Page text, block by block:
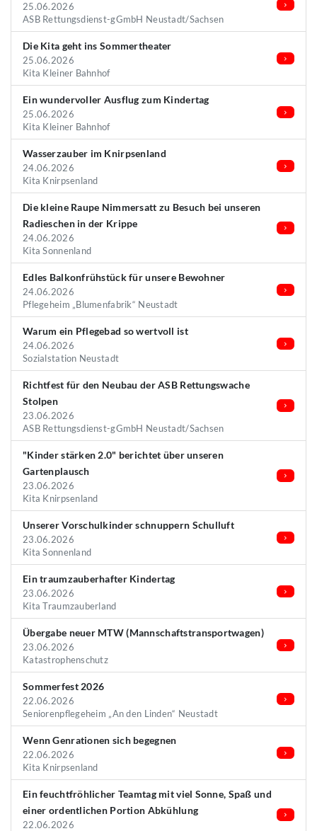
25.06.2026
ASB Rettungsdienst-gGmbH Neustadt/Sachsen
Die Kita geht ins Sommertheater
25.06.2026
Kita Kleiner Bahnhof
Ein wundervoller Ausflug zum Kindertag
25.06.2026
Kita Kleiner Bahnhof
Wasserzauber im Knirpsenland
24.06.2026
Kita Knirpsenland
Die kleine Raupe Nimmersatt zu Besuch bei unseren
Radieschen in der Krippe
24.06.2026
Kita Sonnenland
Edles Balkonfrühstück für unsere Bewohner
24.06.2026
Pflegeheim „Blumenfabrik“ Neustadt
Warum ein Pflegebad so wertvoll ist
24.06.2026
Sozialstation Neustadt
Richtfest für den Neubau der ASB Rettungswache
Stolpen
23.06.2026
ASB Rettungsdienst-gGmbH Neustadt/Sachsen
"Kinder stärken 2.0" berichtet über unseren
Gartenplausch
23.06.2026
Kita Knirpsenland
Unserer Vorschulkinder schnuppern Schulluft
23.06.2026
Kita Sonnenland
Ein traumzauberhafter Kindertag
23.06.2026
Kita Traumzauberland
Übergabe neuer MTW (Mannschaftstransportwagen)
23.06.2026
Katastrophenschutz
Sommerfest 2026
22.06.2026
Seniorenpflegeheim „An den Linden“ Neustadt
Wenn Genrationen sich begegnen
22.06.2026
Kita Knirpsenland
Ein feuchtfröhlicher Teamtag mit viel Sonne, Spaß und
einer ordentlichen Portion Abkühlung
22.06.2026